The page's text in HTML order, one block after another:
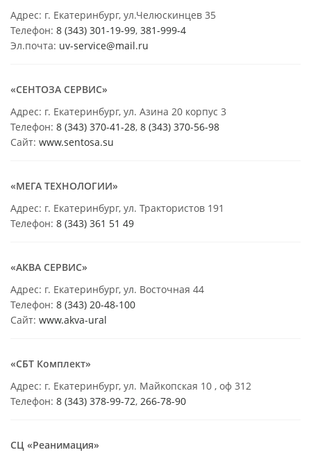
Адрес: г. Екатеринбург, ул.Челюскинцев 35
Телефон: 8 (343) 301-19-99, 381-999-4
Эл.почта: uv-service@mail.ru
«СЕНТОЗА СЕРВИС»
Адрес: г. Екатеринбург, ул. Азина 20 корпус 3
Телефон: 8 (343) 370-41-28, 8 (343) 370-56-98
Сайт: www.sentosa.su
«МЕГА ТЕХНОЛОГИИ»
Адрес: г. Екатеринбург, ул. Трактористов 191
Телефон: 8 (343) 361 51 49
«АКВА СЕРВИС»
Адрес: г. Екатеринбург, ул. Восточная 44
Телефон: 8 (343) 20-48-100
Сайт: www.akva-ural
«СБТ Комплект»
Адрес: г. Екатеринбург, ул. Майкопская 10 , оф 312
Телефон: 8 (343) 378-99-72, 266-78-90
СЦ «Реанимация»